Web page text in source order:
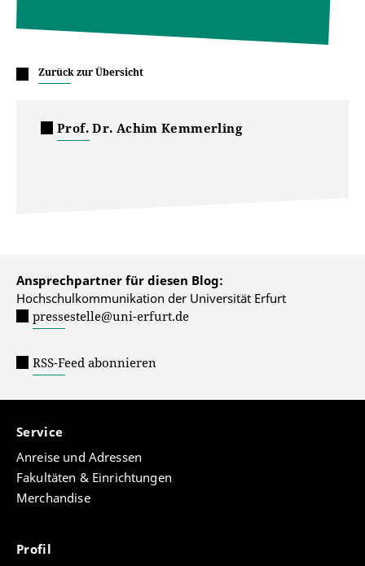
Zurück zur Übersicht
Prof. Dr. Achim Kemmerling
Ansprechpartner für diesen Blog:
Hochschulkommunikation der Universität Erfurt
pressestelle@uni-erfurt.de
RSS-Feed abonnieren
Service
Anreise und Adressen
Fakultäten & Einrichtungen
Merchandise
Profil